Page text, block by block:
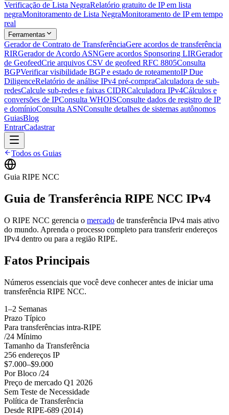
Verificação de Lista NegraRelatório gratuito de IP em lista
negraMonitoramento de Lista NegraMonitoramento de IP em tempo
real
Ferramentas
Gerador de Contrato de TransferênciaGere acordos de transferência
RIRGerador de Acordo ASNGere acordos Sponsoring LIRGerador
de GeofeedCrie arquivos CSV de geofeed RFC 8805Consulta
BGPVerificar visibilidade BGP e estado de roteamentoIP Due
DiligenceRelatório de análise IPv4 pré-compraCalculadora de sub-
redesCalcule sub-redes e faixas CIDRCalculadora IPv4Cálculos e
conversões de IPConsulta WHOISConsulte dados de registro de IP
e domínioConsulta ASNConsulte detalhes de sistemas autônomos
GuiasBlog
EntrarCadastrar
Todos os Guias
Guia RIPE NCC
Guia de Transferência RIPE NCC IPv4
O RIPE NCC gerencia o mercado de transferência IPv4 mais ativo
do mundo. Aprenda o processo completo para transferir endereços
IPv4 dentro ou para a região RIPE.
Fatos Principais
Números essenciais que você deve conhecer antes de iniciar uma
transferência RIPE NCC.
1–2 Semanas
Prazo Típico
Para transferências intra-RIPE
/24 Mínimo
Tamanho da Transferência
256 endereços IP
$7.000–$9.000
Por Bloco /24
Preço de mercado Q1 2026
Sem Teste de Necessidade
Política de Transferência
Desde RIPE-689 (2014)